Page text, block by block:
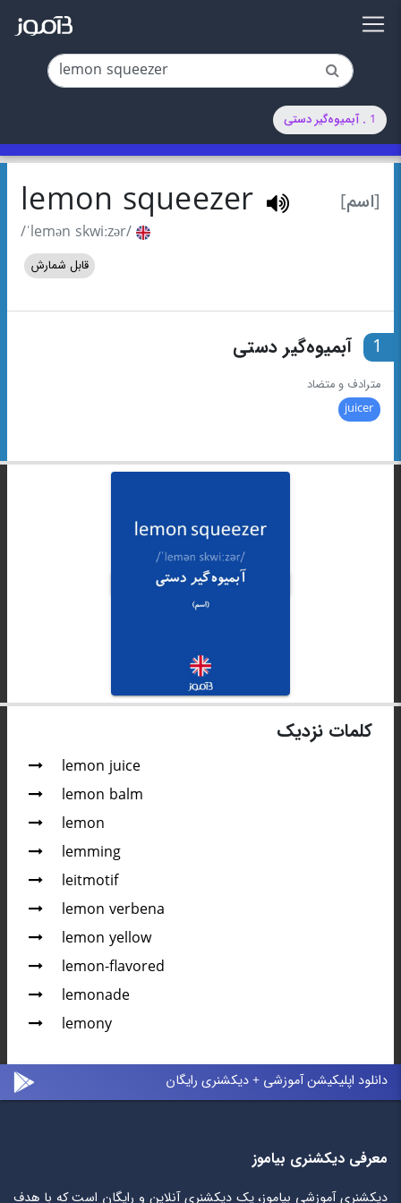
1 . آبمیوه‌گیر دستی
[اسم] lemon squeezer
/ˈlemən skwiːzər/
قابل شمارش
1 آبمیوه‌گیر دستی
مترادف و متضاد
juicer
کلمات نزدیک
lemon juice
lemon balm
lemon
lemming
leitmotif
lemon verbena
lemon yellow
lemon-flavored
lemonade
lemony
دانلود اپلیکیشن آموزشی + دیکشنری رایگان
معرفی دیکشنری بیاموز
دیکشنری آموزشی بیاموز، یک دیکشنری آنلاین و رایگان است که با هدف